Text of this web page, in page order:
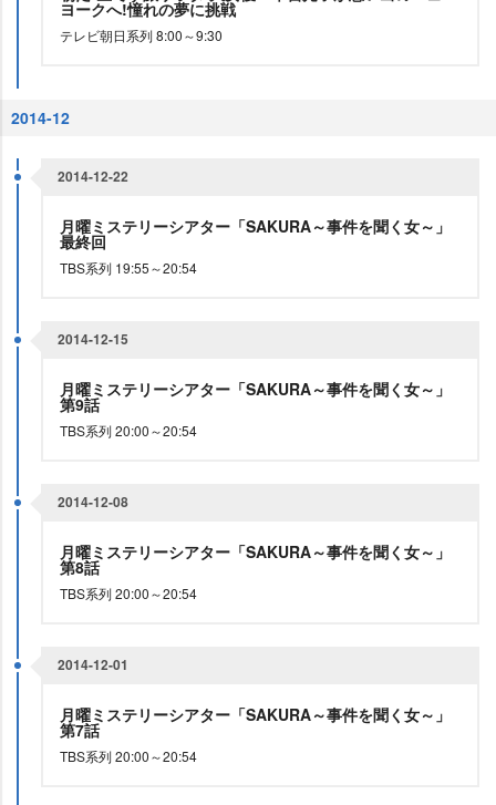
ヨークへ!憧れの夢に挑戦
テレビ朝日系列 8:00～9:30
2014-12
2014-12-22
月曜ミステリーシアター「SAKURA～事件を聞く女～」
最終回
TBS系列 19:55～20:54
2014-12-15
月曜ミステリーシアター「SAKURA～事件を聞く女～」
第9話
TBS系列 20:00～20:54
2014-12-08
月曜ミステリーシアター「SAKURA～事件を聞く女～」
第8話
TBS系列 20:00～20:54
2014-12-01
月曜ミステリーシアター「SAKURA～事件を聞く女～」
第7話
TBS系列 20:00～20:54